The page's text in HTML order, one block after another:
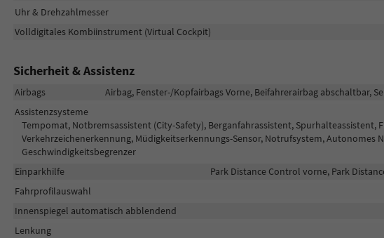
Uhr & Drehzahlmesser
Volldigitales Kombiinstrument (Virtual Cockpit)
Sicherheit & Assistenz
Airbags
Airbag, Fenster-/Kopfairbags Vorne, Beifahrerairbag abschaltbar,
Assistenzsysteme
Tempomat, Notbremsassistent (City-Safety), Berganfahrassistent, Spurhalteassistent,
Verkehrzeichenerkennung, Müdigkeitserkennungs-Sensor, Notrufsystem, Autonomes
Geschwindigkeitsbegrenzer
Einparkhilfe
Park Distance Control vorne, Park
Fahrprofilauswahl
Innenspiegel automatisch abblendend
Lenkung